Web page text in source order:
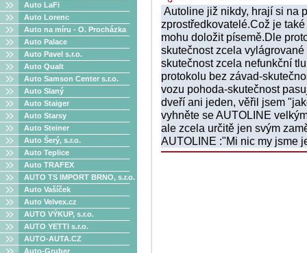
Auto LaFi
Auto Lorenc
Auto na míru - O. Procházka
Auto Palace
Auto Pavel s.r.o.
Auto Qualt
Auto Samson Center s.r.o.
Auto Slaný
Auto Staiger
Auto Starsy
Auto Steiner
Auto Šerý, s.r.o.
Auto Teplice
Auto TRAFEX
AUTO TS IMPORT BRNO, s.r.o.
Auto Vašíček
Auto Velvex.cz
AUTO VÝKUP, s.r.o.
AUTO YETTI s.r.o.
AUTO-AUTA.CZ
Auto-Gruber
Autoline již nikdy, hrají si na
zprostředkovatelé.Což je
mohu doložit písemě.Dle
skutečnost zcela
skutečnost zcela nefunkční
protokolu bez závad-
vozu pohoda-skutečnost
dveří ani jeden, věřil jsem
vyhněte se AUTOLINE
ale zcela určitě jen svým
AUTOLINE :"Mi nic my jsme